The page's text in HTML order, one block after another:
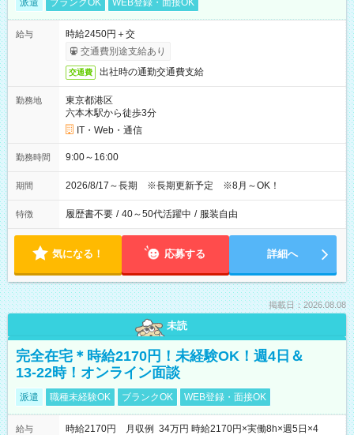
派遣 ブランクOK WEB登録・面接OK
給与
時給2450円＋交
交通費別途支給あり
交通費 出社時の通勤交通費支給
勤務地
東京都港区
六本木駅から徒歩3分
IT・Web・通信
勤務時間 9:00～16:00
期間 2026/8/17～長期 ※長期更新予定 ※8月～OK！
特徴 履歴書不要 / 40～50代活躍中 / 服装自由
気になる！ 応募する 詳細へ
掲載日：2026.08.08
未読
完全在宅＊時給2170円！未経験OK！週4日＆
13-22時！オンライン面談
派遣 職種未経験OK ブランクOK WEB登録・面接OK
給与
時給2170円 月収例 34万円 時給2170円×実働8h×週5日×4